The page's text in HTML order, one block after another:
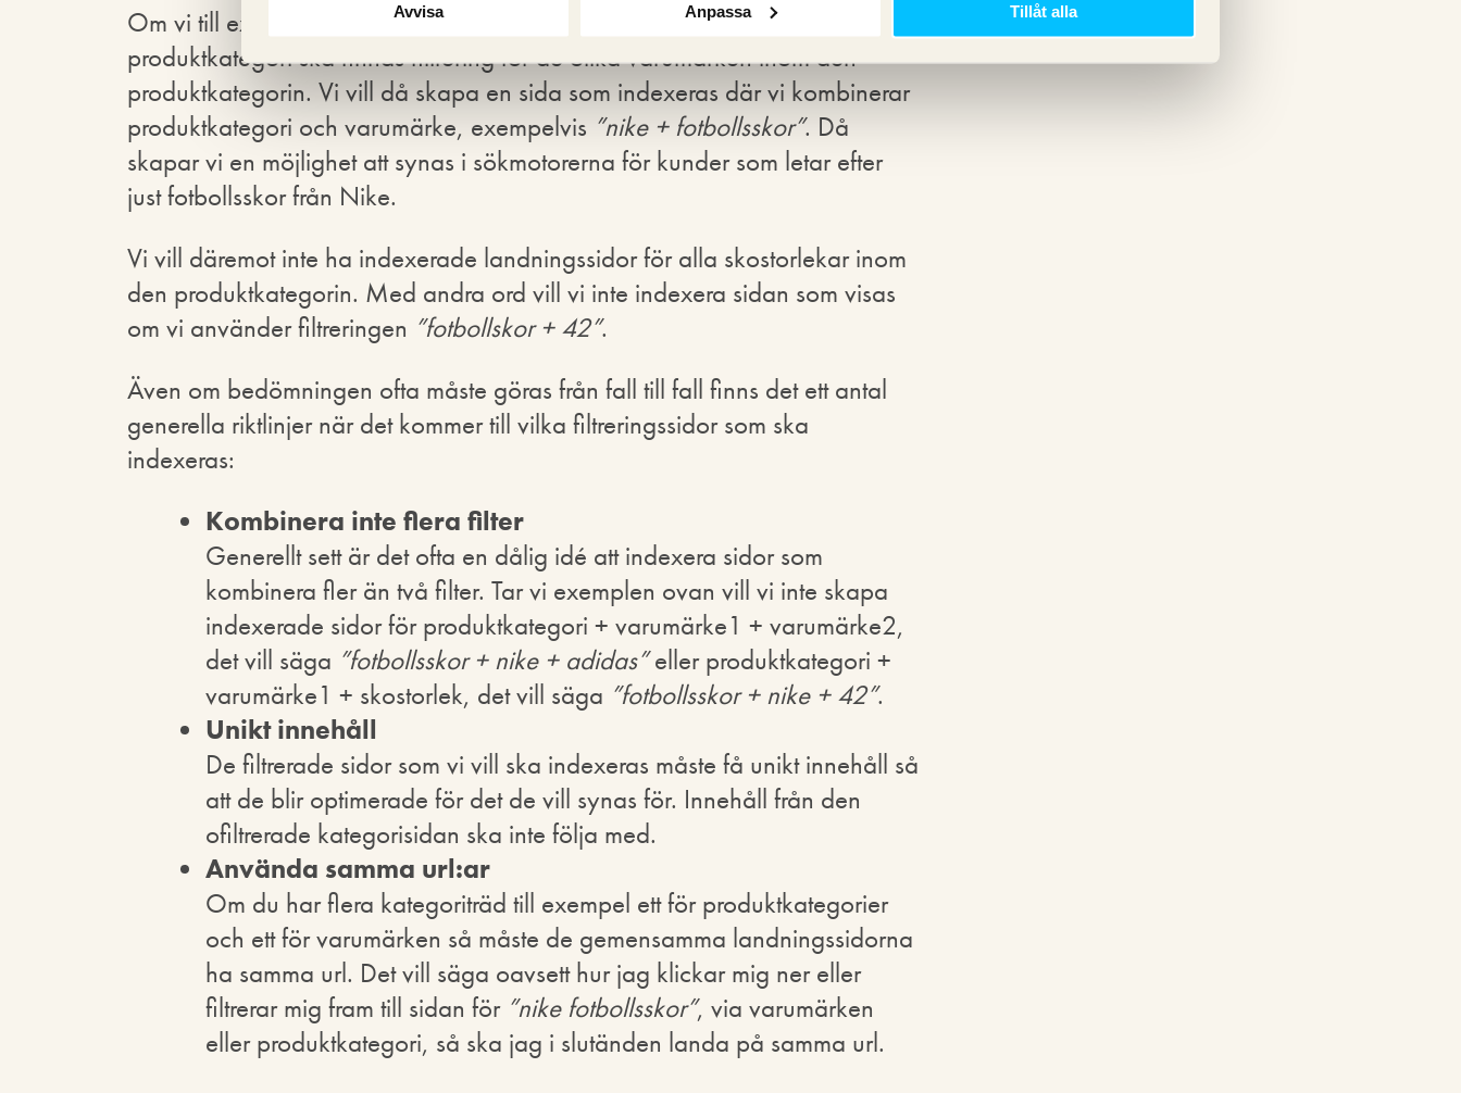
Avvisa Anpassa Tillåt alla
Om vi till exempel säljer skor vill vi kanske att det under respektive
produktkategori ska finnas filtrering för de olika varumärken inom den
produktkategorin. Vi vill då skapa en sida som indexeras där vi kombinerar
produktkategori och varumärke, exempelvis ”nike + fotbollsskor”. Då
skapar vi en möjlighet att synas i sökmotorerna för kunder som letar efter
just fotbollsskor från Nike.
Vi vill däremot inte ha indexerade landningssidor för alla skostorlekar inom
den produktkategorin. Med andra ord vill vi inte indexera sidan som visas
om vi använder filtreringen ”fotbollskor + 42”.
Även om bedömningen ofta måste göras från fall till fall finns det ett antal
generella riktlinjer när det kommer till vilka filtreringssidor som ska
indexeras:
Kombinera inte flera filter
Generellt sett är det ofta en dålig idé att indexera sidor som
kombinera fler än två filter. Tar vi exemplen ovan vill vi inte skapa
indexerade sidor för produktkategori + varumärke1 + varumärke2,
det vill säga ”fotbollsskor + nike + adidas”eller produktkategori +
varumärke1 + skostorlek, det vill säga ”fotbollsskor + nike + 42”.
Unikt innehåll
De filtrerade sidor som vi vill ska indexeras måste få unikt innehåll så
att de blir optimerade för det de vill synas för. Innehåll från den
ofiltrerade kategorisidan ska inte följa med.
Använda samma url:ar
Om du har flera kategoriträd till exempel ett för produktkategorier
och ett för varumärken så måste de gemensamma landningssidorna
ha samma url. Det vill säga oavsett hur jag klickar mig ner eller
filtrerar mig fram till sidan för ”nike fotbollsskor”, via varumärken
eller produktkategori, så ska jag i slutänden landa på samma url.